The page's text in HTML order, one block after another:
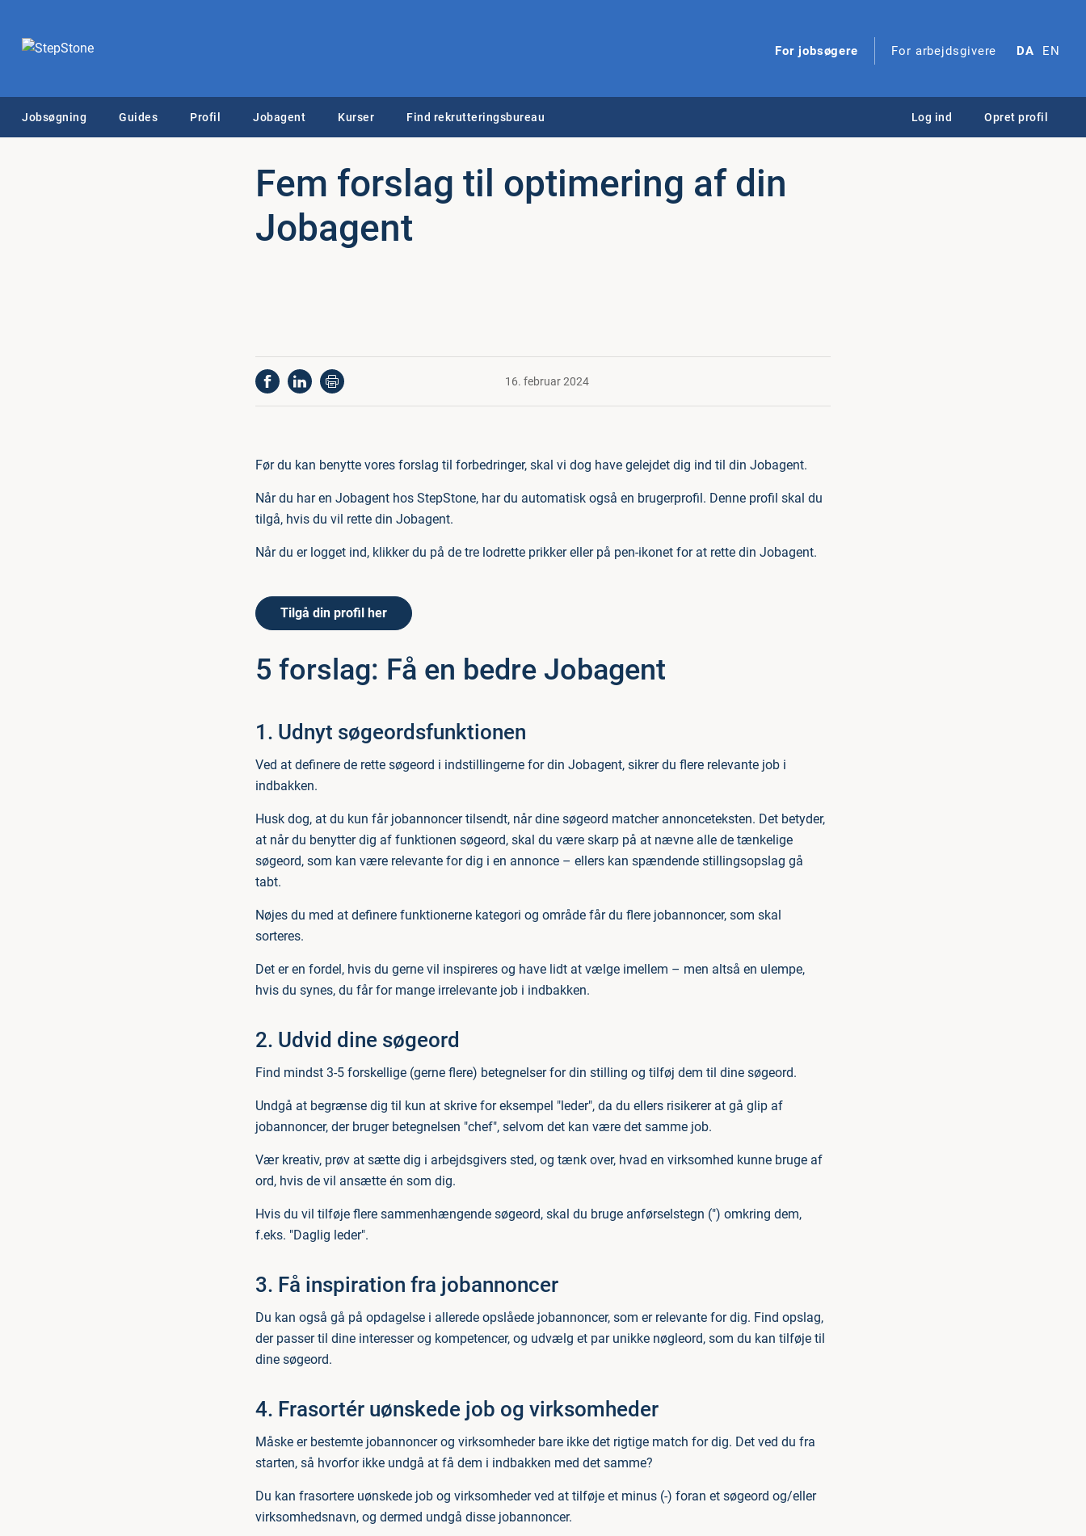
For jobsøgere For arbejdsgivere DA EN
Jobsøgning Guides Profil Jobagent Kurser Find rekrutteringsbureau Log ind Opret profil
Fem forslag til op­ti­me­ring af din
Jobagent
16. februar 2024
Før du kan benytte vores forslag til forbedringer, skal vi dog have gelejdet dig ind til din Jobagent.
Når du har en Jobagent hos StepStone, har du automatisk også en brugerprofil. Denne profil skal du
tilgå, hvis du vil rette din Jobagent.
Når du er logget ind, klikker du på de tre lodrette prikker eller på pen-ikonet for at rette din Jobagent.
Tilgå din profil her
5 forslag: Få en bedre Jobagent
1. Udnyt søgeordsfunktionen
Ved at definere de rette søgeord i indstillingerne for din Jobagent, sikrer du flere relevante job i
indbakken.
Husk dog, at du kun får jobannoncer tilsendt, når dine søgeord matcher annonceteksten. Det betyder,
at når du benytter dig af funktionen søgeord, skal du være skarp på at nævne alle de tænkelige
søgeord, som kan være relevante for dig i en annonce – ellers kan spændende stillingsopslag gå
tabt.
Nøjes du med at definere funktionerne kategori og område får du flere jobannoncer, som skal
sorteres.
Det er en fordel, hvis du gerne vil inspireres og have lidt at vælge imellem – men altså en ulempe,
hvis du synes, du får for mange irrelevante job i indbakken.
2. Udvid dine søgeord
Find mindst 3-5 forskellige (gerne flere) betegnelser for din stilling og tilføj dem til dine søgeord.
Undgå at begrænse dig til kun at skrive for eksempel "leder", da du ellers risikerer at gå glip af
jobannoncer, der bruger betegnelsen "chef", selvom det kan være det samme job.
Vær kreativ, prøv at sætte dig i arbejdsgivers sted, og tænk over, hvad en virksomhed kunne bruge af
ord, hvis de vil ansætte én som dig.
Hvis du vil tilføje flere sammenhængende søgeord, skal du bruge anførselstegn (") omkring dem,
f.eks. "Daglig leder".
3. Få inspiration fra jobannoncer
Du kan også gå på opdagelse i allerede opslåede jobannoncer, som er relevante for dig. Find opslag,
der passer til dine interesser og kompetencer, og udvælg et par unikke nøgleord, som du kan tilføje til
dine søgeord.
4. Frasortér uønskede job og virksomheder
Måske er bestemte jobannoncer og virksomheder bare ikke det rigtige match for dig. Det ved du fra
starten, så hvorfor ikke undgå at få dem i indbakken med det samme?
Du kan frasortere uønskede job og virksomheder ved at tilføje et minus (-) foran et søgeord og/eller
virksomhedsnavn, og dermed undgå disse jobannoncer.